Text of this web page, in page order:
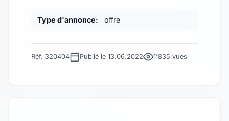
Type d'annonce: offre
Réf. 320404 Publié le 13.06.2022 1'835 vues